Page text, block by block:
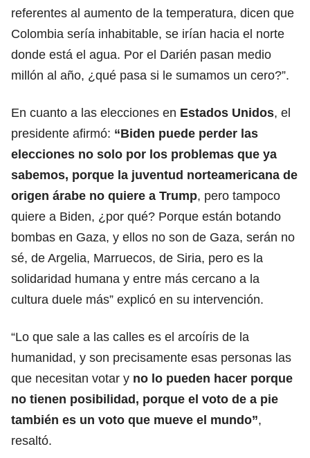
referentes al aumento de la temperatura, dicen que
Colombia sería inhabitable, se irían hacia el norte
donde está el agua. Por el Darién pasan medio
millón al año, ¿qué pasa si le sumamos un cero?”.
En cuanto a las elecciones en Estados Unidos, el
presidente afirmó: “Biden puede perder las
elecciones no solo por los problemas que ya
sabemos, porque la juventud norteamericana de
origen árabe no quiere a Trump, pero tampoco
quiere a Biden, ¿por qué? Porque están botando
bombas en Gaza, y ellos no son de Gaza, serán no
sé, de Argelia, Marruecos, de Siria, pero es la
solidaridad humana y entre más cercano a la
cultura duele más” explicó en su intervención.
“Lo que sale a las calles es el arcoíris de la
humanidad, y son precisamente esas personas las
que necesitan votar y no lo pueden hacer porque
no tienen posibilidad, porque el voto de a pie
también es un voto que mueve el mundo”,
resaltó.